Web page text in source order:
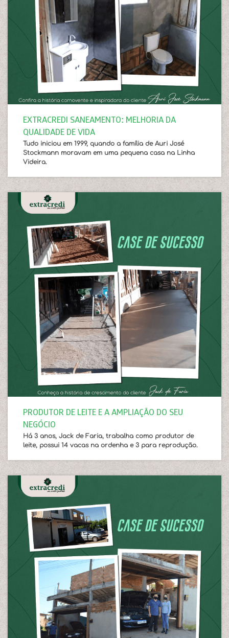
EXTRACREDI SANEAMENTO: MELHORIA DA
QUALIDADE DE VIDA
Tudo iniciou em 1999, quando a família de Auri José
Stockmann moravam em uma pequena casa na Linha
Videira.
PRODUTOR DE LEITE E A AMPLIAÇÃO DO SEU
NEGÓCIO
Há 3 anos, Jack de Faria, trabalha como produtor de
leite, possui 14 vacas na ordenha e 3 para reprodução.